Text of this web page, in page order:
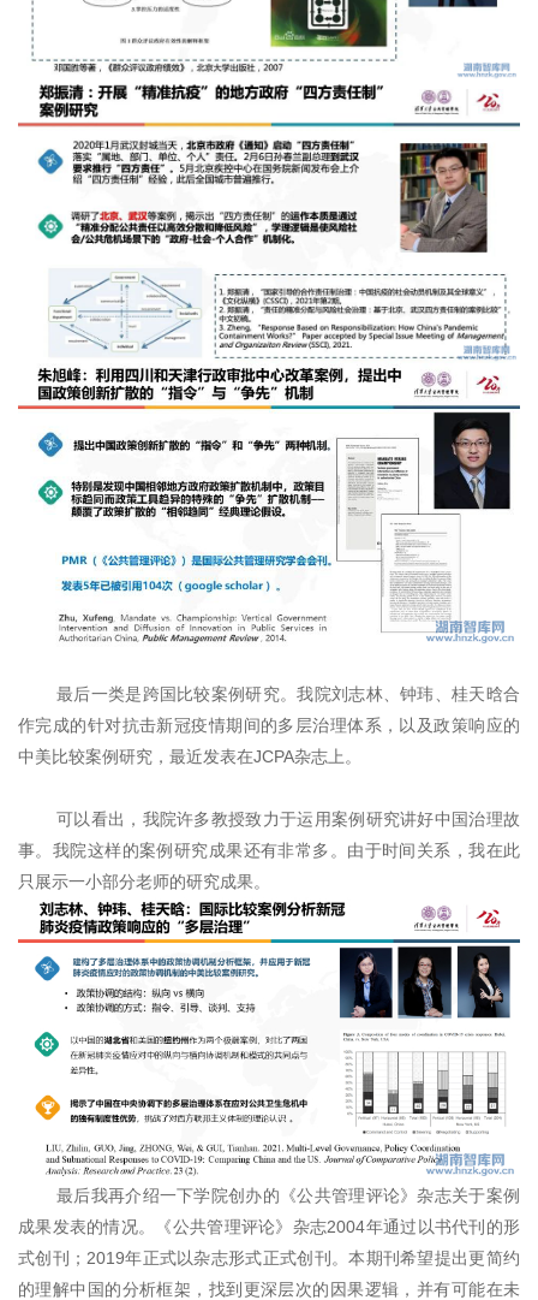
最后一类是跨国比较案例研究。我院刘志林、钟玮、桂天晗合
作完成的针对抗击新冠疫情期间的多层治理体系，以及政策响应的
中美比较案例研究，最近发表在JCPA杂志上。
可以看出，我院许多教授致力于运用案例研究讲好中国治理故
事。我院这样的案例研究成果还有非常多。由于时间关系，我在此
只展示一小部分老师的研究成果。
最后我再介绍一下学院创办的《公共管理评论》杂志关于案例
成果发表的情况。《公共管理评论》杂志2004年通过以书代刊的形
式创刊；2019年正式以杂志形式正式创刊。本期刊希望提出更简约
的理解中国的分析框架，找到更深层次的因果逻辑，并有可能在未